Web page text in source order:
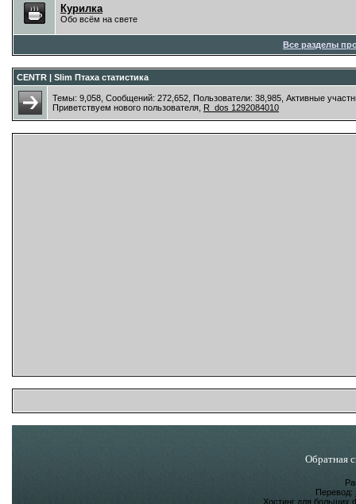
Курилка
Обо всём на свете
Все разделы
CENTR | Slim Птаха статистика
Темы: 9,058, Сообщений: 272,652, Пользователи: 38,985, Активные
Приветствуем нового пользователя, R_dos 1292084010
Обратная
Перевод:
Хостинг для больших